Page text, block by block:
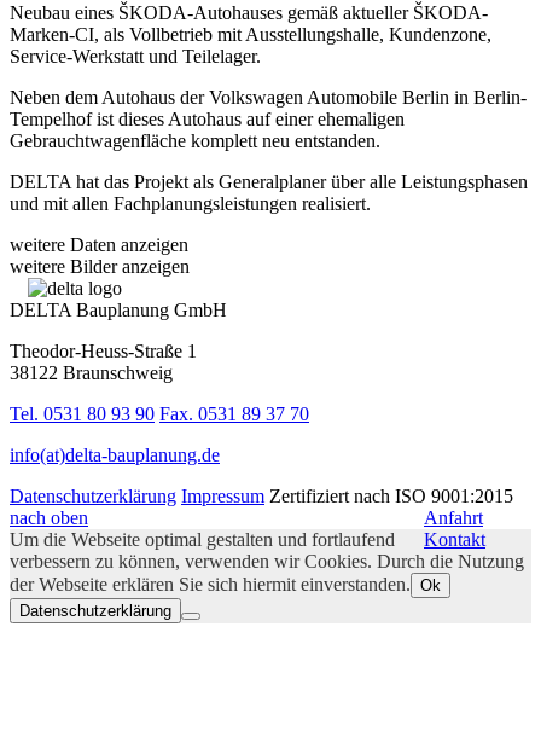
Neubau eines ŠKODA-Autohauses gemäß aktueller ŠKODA-
Marken-CI, als Vollbetrieb mit Ausstellungshalle, Kundenzone,
Service-Werkstatt und Teilelager.
Neben dem Autohaus der Volkswagen Automobile Berlin in Berlin-
Tempelhof ist dieses Autohaus auf einer ehemaligen
Gebrauchtwagenfläche komplett neu entstanden.
DELTA hat das Projekt als Generalplaner über alle Leistungsphasen
und mit allen Fachplanungsleistungen realisiert.
weitere Daten anzeigen
weitere Bilder anzeigen
DELTA Bauplanung GmbH
Theodor-Heuss-Straße 1
38122 Braunschweig
Tel. 0531 80 93 90 Fax. 0531 89 37 70
info(at)delta-bauplanung.de
Datenschutzerklärung Impressum Zertifiziert nach ISO 9001:2015
Anfahrt
Kontakt
nach oben
Um die Webseite optimal gestalten und fortlaufend
verbessern zu können, verwenden wir Cookies. Durch die Nutzung
der Webseite erklären Sie sich hiermit einverstanden. Ok
Datenschutzerklärung